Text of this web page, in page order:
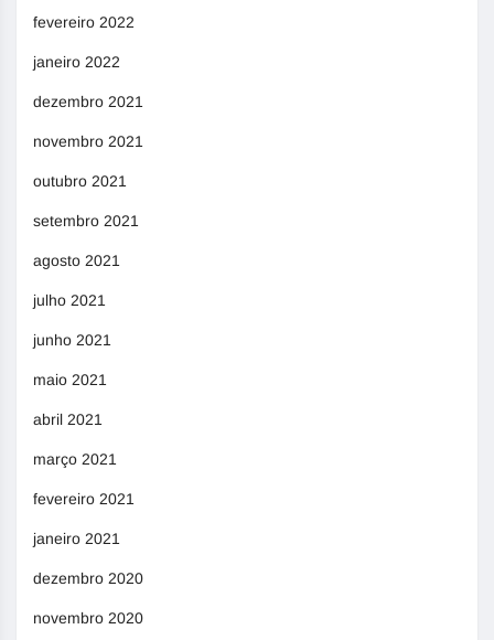
fevereiro 2022
janeiro 2022
dezembro 2021
novembro 2021
outubro 2021
setembro 2021
agosto 2021
julho 2021
junho 2021
maio 2021
abril 2021
março 2021
fevereiro 2021
janeiro 2021
dezembro 2020
novembro 2020